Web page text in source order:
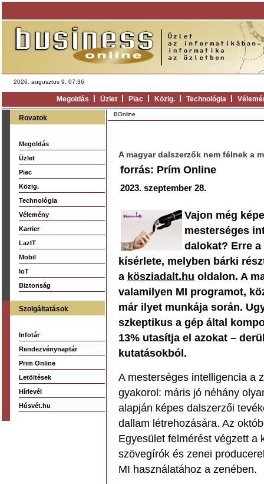
2026. augusztus 9. 07:36
Megoldás Üzlet Piac Közig. Technológia
Rovatok
Megoldás
Üzlet
Piac
Közig.
Technológia
Vélemény
Karrier
LazIT
Mobil
IoT
Biztonság
Szolgáltatások
Infotár
Rendezvénynaptár
Prim Online
Letöltések
Hírlevél
Húsvét.hu
BOnline
A magyar dalszerzők nem félnek a
forrás: Prím Online
2023. szeptember 28.
Vajon még
mesterséges
dalokat? Erre
kísérlete, melyben bárki
a kösziadalt.hu oldalon. A
valamilyen MI programot,
már ilyet munkája során.
szkeptikus a gép által
13% utasítja el azokat –
kutatásokból.
A mesterséges intelligencia a
gyakorol: máris jó néhány
alapján képes dalszerzői
dallam létrehozására. Az
Egyesület felmérést végzett a
szövegírók és zenei
MI használatához a zenében.